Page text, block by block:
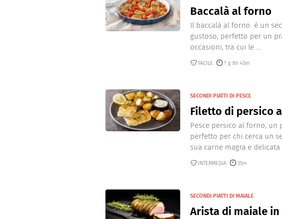
Baccalà al forno
Il baccalà al forno è un
gustoso, perfetto per un
occasioni, tra cui le ...
FACILE 1 g 8h 45m
SECONDI PIATTI DI PESCE
Filetto di persico
Pesce persico al forno,
perfetto per chi cerca un
sua carne magra e delicata
INTERMEDIA 35m
SECONDI PIATTI DI MAIALE
Arista di maiale